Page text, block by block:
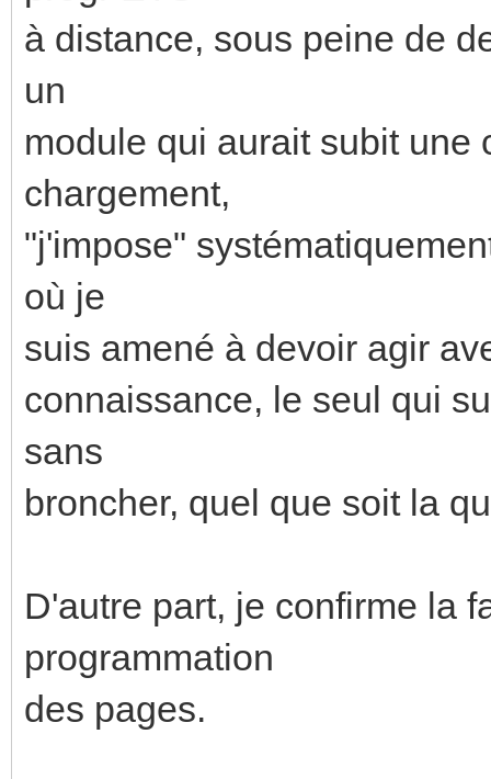
à distance, sous peine de
un
module qui aurait subit une
chargement,
"j'impose"
où je
suis amené à devoir agir
connaissance, le seul qui
sans
broncher, quel que soit la
D'autre part, je confirme la
programmation
des pages.